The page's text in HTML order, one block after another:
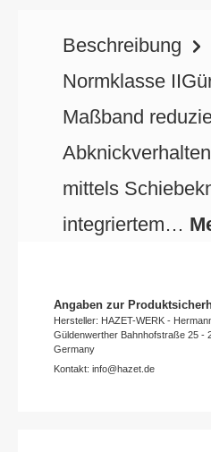
Beschreibung
Normklasse
Maßband
mittels
integriertem…
Angaben zur
Hersteller: HAZET-WERK -
Güldenwerther Bahnhofstraße 25 -
Germany
Kontakt: info@hazet.de